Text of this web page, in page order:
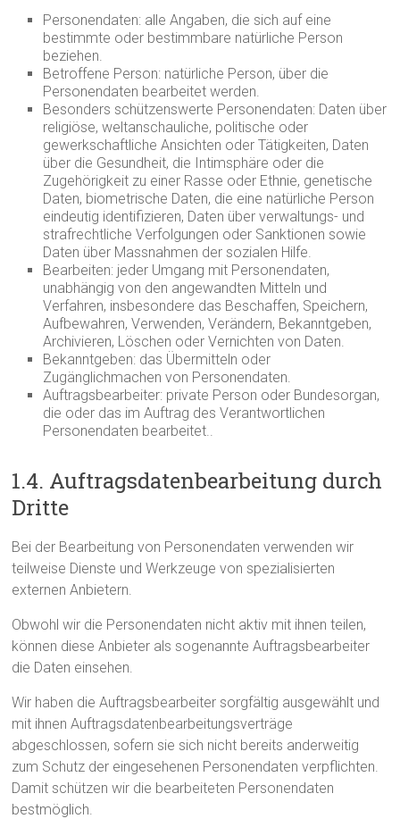
Personendaten: alle Angaben, die sich auf eine
bestimmte oder bestimmbare natürliche Person
beziehen.
Betroffene Person: natürliche Person, über die
Personendaten bearbeitet werden.
Besonders schützenswerte Personendaten: Daten über
religiöse, weltanschauliche, politische oder
gewerkschaftliche Ansichten oder Tätigkeiten, Daten
über die Gesundheit, die Intimsphäre oder die
Zugehörigkeit zu einer Rasse oder Ethnie, genetische
Daten, biometrische Daten, die eine natürliche Person
eindeutig identifizieren, Daten über verwaltungs- und
strafrechtliche Verfolgungen oder Sank­tionen sowie
Daten über Massnahmen der sozialen Hilfe.
Bearbeiten: jeder Umgang mit Personendaten,
unabhängig von den angewandten Mitteln und
Verfahren, insbesondere das Beschaffen, Speichern,
Aufbewahren, Verwenden, Verändern, Bekanntgeben,
Archivieren, Löschen oder Vernichten von Daten.
Bekanntgeben: das Übermitteln oder
Zugänglichmachen von Personendaten.
Auftragsbearbeiter: private Person oder Bundesorgan,
die oder das im Auftrag des Verantwortlichen
Personendaten bearbeitet..
1.4. Auftragsdatenbearbeitung durch
Dritte
Bei der Bearbeitung von Personendaten verwenden wir
teilweise Dienste und Werkzeuge von spezialisierten
externen Anbietern.
Obwohl wir die Personendaten nicht aktiv mit ihnen teilen,
können diese Anbieter als sogenannte Auftragsbearbeiter
die Daten einsehen.
Wir haben die Auftragsbearbeiter sorgfältig ausgewählt und
mit ihnen Auftragsdatenbearbeitungsverträge
abgeschlossen, sofern sie sich nicht bereits anderweitig
zum Schutz der eingesehenen Personendaten verpflichten.
Damit schützen wir die bearbeiteten Personendaten
bestmöglich.